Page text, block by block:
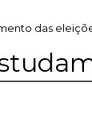
das